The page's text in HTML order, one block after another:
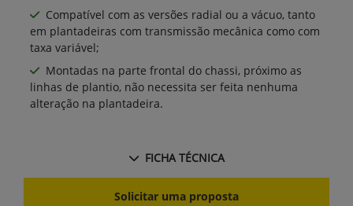
Compatível com as versões radial ou a vácuo, tanto
em plantadeiras com transmissão mecânica como com
taxa variável;
Montadas na parte frontal do chassi, próximo as
linhas de plantio, não necessita ser feita nenhuma
alteração na plantadeira.
FICHA TÉCNICA
Solicitar uma proposta